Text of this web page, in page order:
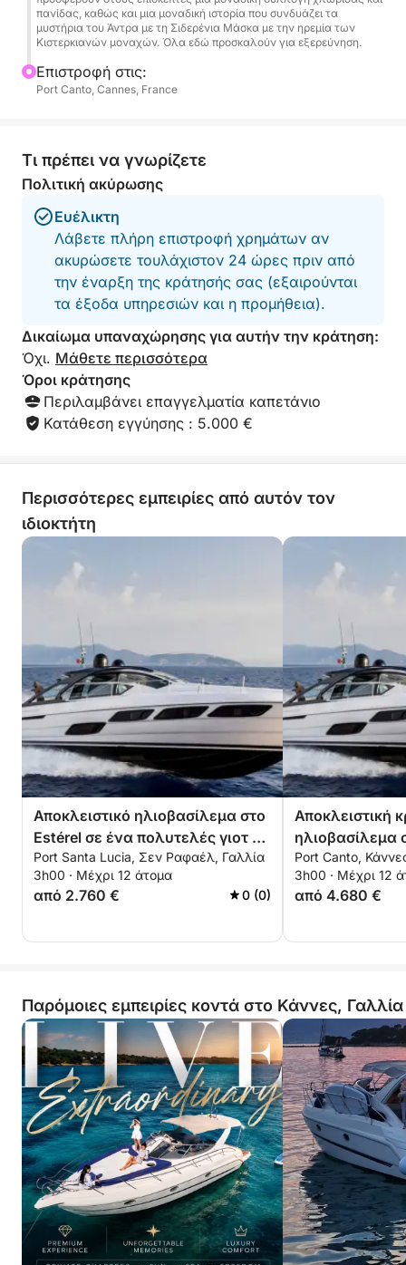
πανίδας, καθώς και μια μοναδική ιστορία που συνδυάζει τα
μυστήρια του Άντρα με τη Σιδερένια Μάσκα με την ηρεμία των
Κιστερκιανών μοναχών. Όλα εδώ προσκαλούν για εξερεύνηση.
Επιστροφή στις:
Port Canto, Cannes, France
Τι πρέπει να γνωρίζετε
Πολιτική ακύρωσης
Ευέλικτη
Λάβετε πλήρη επιστροφή χρημάτων αν
ακυρώσετε τουλάχιστον 24 ώρες πριν από
την έναρξη της κράτησής σας (εξαιρούνται
τα έξοδα υπηρεσιών και η προμήθεια).
Δικαίωμα υπαναχώρησης για αυτήν την κράτηση:
Όχι. Μάθετε περισσότερα
Όροι κράτησης
Περιλαμβάνει επαγγελματία καπετάνιο
Κατάθεση εγγύησης : 5.000 €
Περισσότερες εμπειρίες από αυτόν τον
ιδιοκτήτη
Αποκλειστικό ηλιοβασίλεμα στο
Estérel σε ένα πολυτελές γιοτ –
μυστικοί όρμοι και all-inclusive
premium εμπειρία
Port Santa Lucia, Σεν Ραφαέλ, Γαλλία
3h00 · Μέχρι 12 άτομα
από 2.760 € 0 (0)
Αποκλειστική
ηλιοβασίλεμα
με ένα
all-inclusive
Port Canto,
3h00 · Μέχρι 12
από 4.680 €
Παρόμοιες εμπειρίες κοντά στο Κάννες, Γαλλία